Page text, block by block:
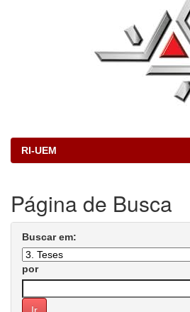
RI-UEM
Página de Busca
Buscar em:
por